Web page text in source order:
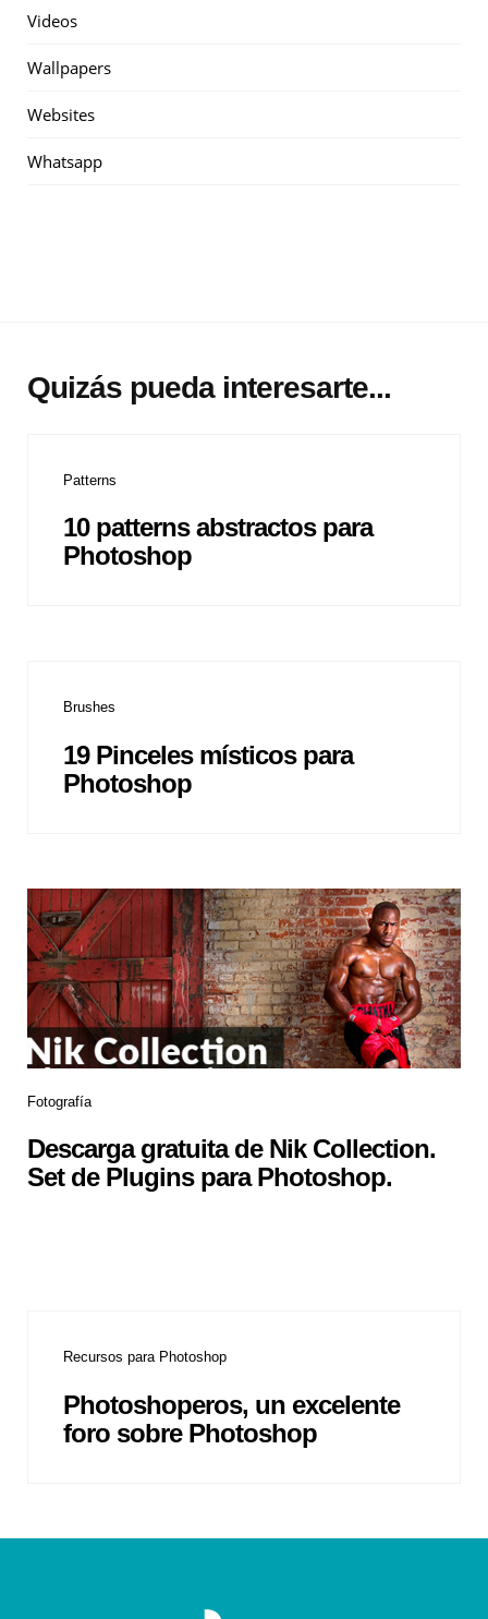
Videos
Wallpapers
Websites
Whatsapp
Quizás pueda interesarte...
Patterns
10 patterns abstractos para
Photoshop
Brushes
19 Pinceles místicos para
Photoshop
Fotografía
Descarga gratuita de Nik Collection.
Set de Plugins para Photoshop.
Recursos para Photoshop
Photoshoperos, un excelente
foro sobre Photoshop